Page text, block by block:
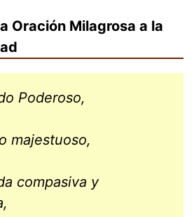
Oración Milagrosa a la
Poderoso,
majestuoso,
compasiva y